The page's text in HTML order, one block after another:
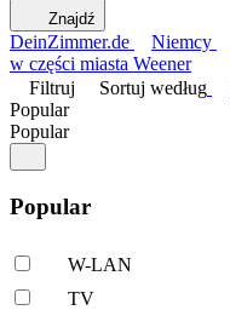
Znajdź
DeinZimmer.de Niemcy
w części miasta Weener
Filtruj
Sortuj według
Popular
Popular
Popular
W-LAN
TV